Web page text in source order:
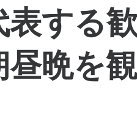
表する
昼晩を